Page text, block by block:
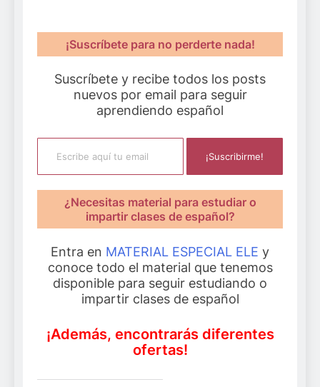
¡Suscríbete para no perderte nada!
Suscríbete y recibe todos los posts
nuevos por email para seguir
aprendiendo español
Escribe aquí tu email
¡Suscribirme!
¿Necesitas material para estudiar o
impartir clases de español?
Entra en MATERIAL ESPECIAL ELE y
conoce todo el material que tenemos
disponible para seguir estudiando o
impartir clases de español
¡Además, encontrarás diferentes
ofertas!